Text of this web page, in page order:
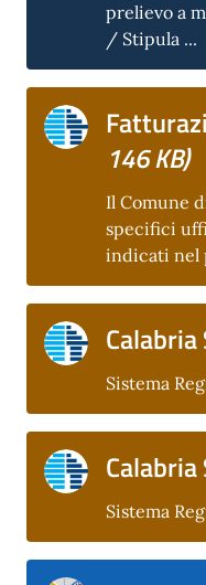
prelievo a
/ Stipula ...
146 KB)
Il Comune
specifici
indicati nel
Calabria
Sistema
Calabria
Sistema